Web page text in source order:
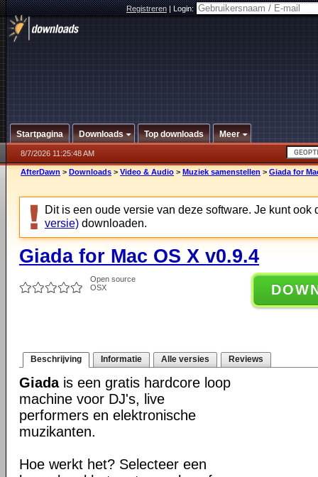
Registreren|Login:
Startpagina Downloads Top downloads Meer
8/7/2026 11:25:48 AM
AfterDawn > Downloads > Video & Audio > Muziek samenstellen > Giada for
Dit is een oude versie van deze software. Je kunt ook
versie) downloaden.
Giada for Mac OS X v0.9.4
Open source
OSX
Beschrijving Informatie Alle versies Reviews
Giadais een gratis hardcore loop
machine voor DJ's, live
performers en elektronische
muzikanten.
Hoe werkt het? Selecteer een